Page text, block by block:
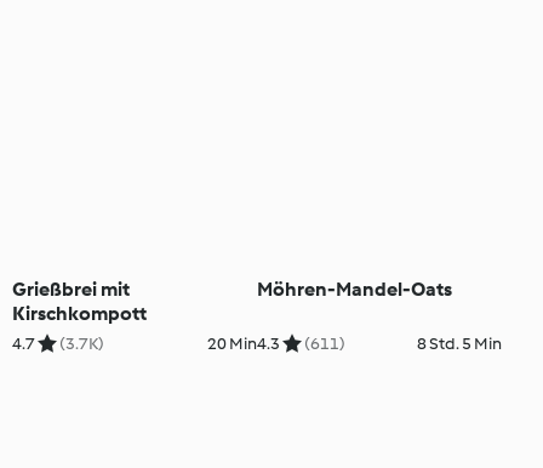
Grießbrei mit
Kirschkompott
4.7 (3.7K) 20 Min
Möhren-Mandel-Oats
4.3 (611) 8 Std. 5 Min